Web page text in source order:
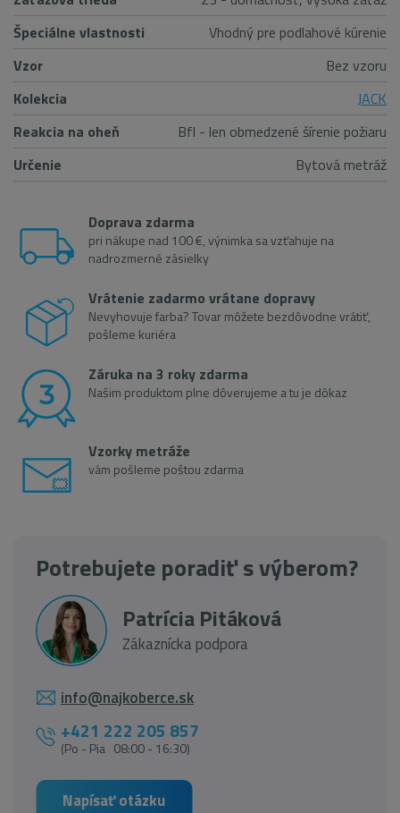
Špeciálne vlastnosti
Vhodný pre podlahové kúrenie
Vzor
Bez vzoru
Kolekcia
JACK
Reakcia na oheň
Bfl - len obmedzené šírenie požiaru
Určenie
Bytová metráž
Doprava zdarma
pri nákupe nad 100 €, výnimka sa vzťahuje na
nadrozmerné zásielky
Vrátenie zadarmo vrátane dopravy
Nevyhovuje farba? Tovar môžete bezdôvodne vrátiť,
pošleme kuriéra
Záruka na 3 roky zdarma
Našim produktom plne dôverujeme a tu je dôkaz
Vzorky metráže
vám pošleme poštou zdarma
Potrebujete poradiť s výberom?
Patrícia Pitáková
Zákaznícka podpora
info@najkoberce.sk
+421 222 205 857
(Po - Pia 08:00 - 16:30)
Napísať otázku